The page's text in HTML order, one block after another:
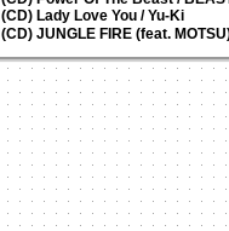
(CD) Lady Love You / Yu-Ki
(CD) JUNGLE FIRE (feat.